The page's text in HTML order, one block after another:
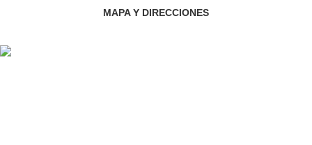
MAPA Y DIRECCIONES